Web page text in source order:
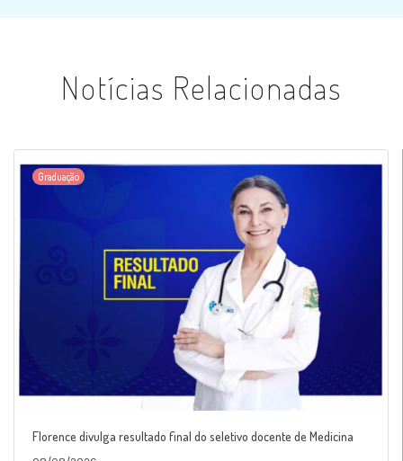
Notícias Relacionadas
Graduação
Florence divulga resultado final do seletivo docente de Medicina